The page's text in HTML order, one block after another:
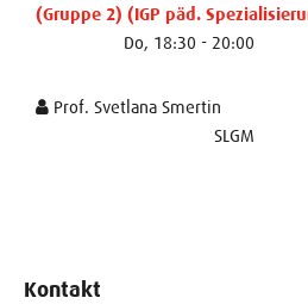
(Gruppe 2) (IGP päd.
Do, 18:30 - 20:00
Prof. Svetlana Smertin
SLGM
Kontakt